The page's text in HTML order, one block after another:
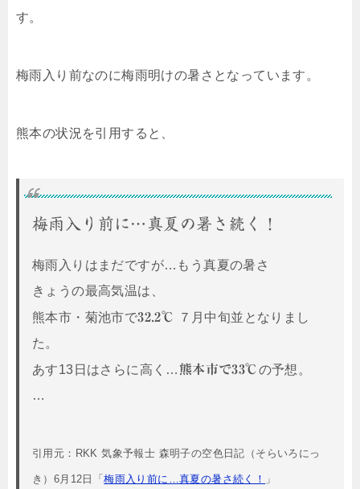
す。
梅雨入り前なのに梅雨明けの暑さとなっています。
熊本の状況を引用すると、
梅雨入り前に…真夏の暑さ続く！
梅雨入りはまだですが…もう真夏の暑さ
きょうの最高気温は、
熊本市・菊池市で32.2℃
７月中旬並となりまし
た。
あす13日はさらに高く…熊本市で33℃ の予想。
…
引用元：RKK 気象予報士 森明子の空色日記（そらいろにっ
き）6月12日「梅雨入り前に…真夏の暑さ続く！ 」